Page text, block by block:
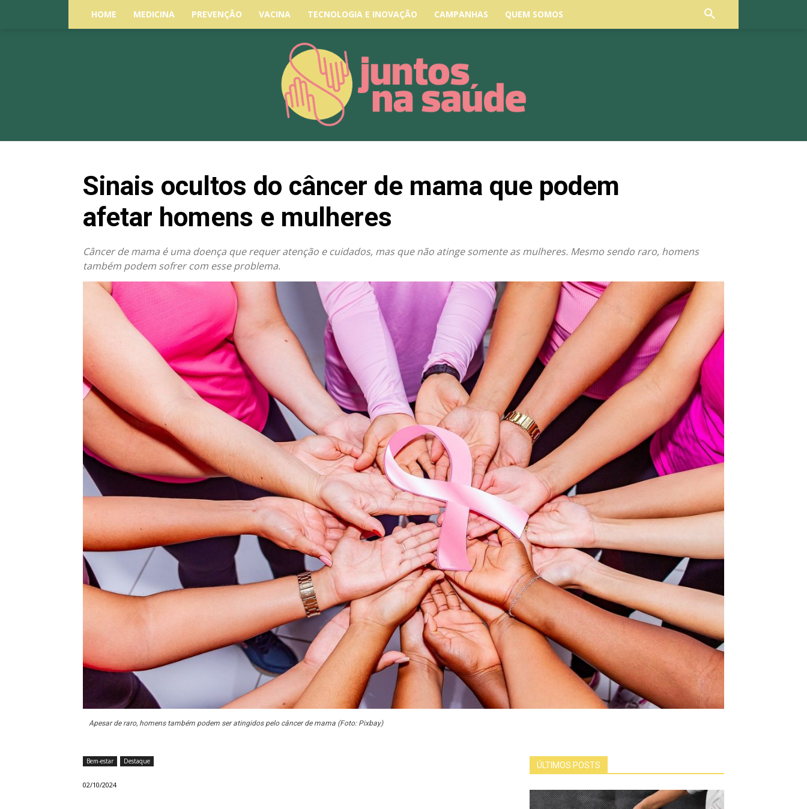
HOME MEDICINA PREVENÇÃO VACINA TECNOLOGIA E INOVAÇÃO CAMPANHAS QUEM SOMOS
Sinais ocultos do câncer de mama que podem
afetar homens e mulheres
Câncer de mama é uma doença que requer atenção e cuidados, mas que não atinge somente as mulheres. Mesmo sendo raro, homens
também podem sofrer com esse problema.
Apesar de raro, homens também podem ser atingidos pelo câncer de mama (Foto: Pixbay)
Bem-estar Destaque
02/10/2024
ÚLTIMOS POSTS